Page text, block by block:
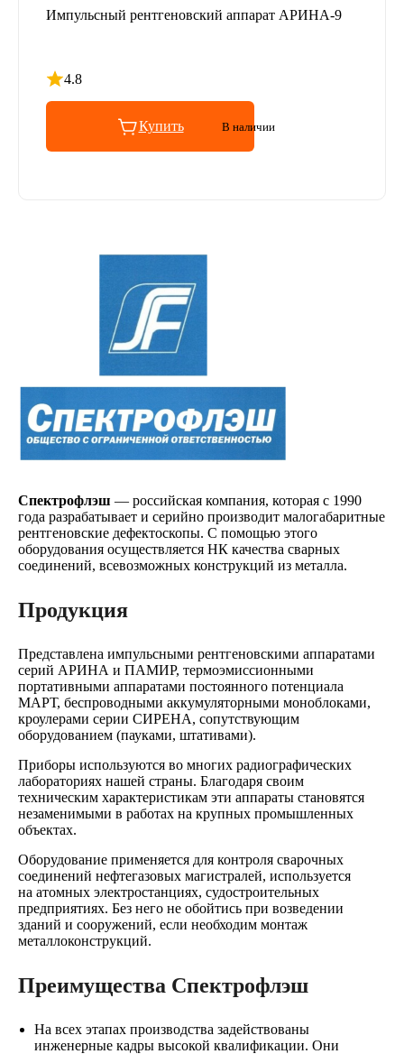
Импульсный рентгеновский аппарат АРИНА-9
4.8
Рейтинг 4.8 из 5
Купить В наличии
Спектрофлэш — российская компания, которая с 1990
года разрабатывает и серийно производит малогабаритные
рентгеновские дефектоскопы. С помощью этого
оборудования осуществляется НК качества сварных
соединений, всевозможных конструкций из металла.
Продукция
Представлена импульсными рентгеновскими аппаратами
серий АРИНА и ПАМИР, термоэмиссионными
портативными аппаратами постоянного потенциала
МАРТ, беспроводными аккумуляторными моноблоками,
кроулерами серии СИРЕНА, сопутствующим
оборудованием (пауками, штативами).
Приборы используются во многих радиографических
лабораториях нашей страны. Благодаря своим
техническим характеристикам эти аппараты становятся
незаменимыми в работах на крупных промышленных
объектах.
Оборудование применяется для контроля сварочных
соединений нефтегазовых магистралей, используется
на атомных электростанциях, судостроительных
предприятиях. Без него не обойтись при возведении
зданий и сооружений, если необходим монтаж
металлоконструкций.
Преимущества Спектрофлэш
На всех этапах производства задействованы
инженерные кадры высокой квалификации. Они